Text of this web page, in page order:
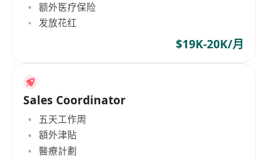
额外医疗保险
发放花红
$19K-20K/月
Sales Coordinator
五天工作周
額外津貼
醫療計劃